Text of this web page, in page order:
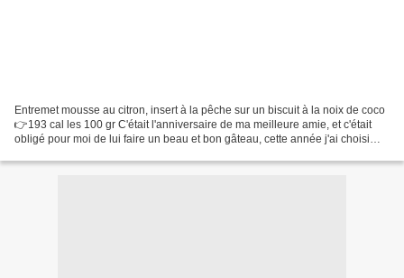
Entremet mousse au citron, insert à la pêche sur un biscuit à la noix de coco
👉193 cal les 100 gr C'était l'anniversaire de ma meilleure amie, et c'était
obligé pour moi de lui faire un beau et bon gâteau, cette année j'ai choisi